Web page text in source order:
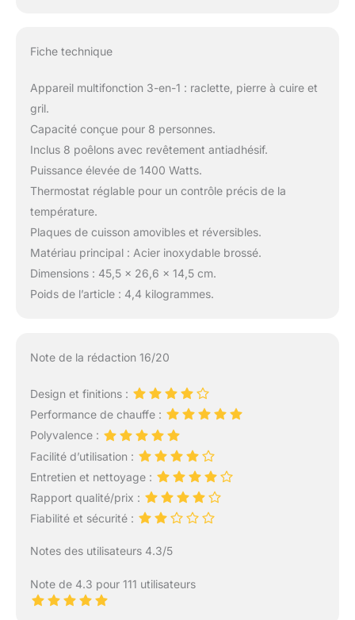
Fiche technique
Appareil multifonction 3-en-1 : raclette, pierre à cuire et
gril.
Capacité conçue pour 8 personnes.
Inclus 8 poêlons avec revêtement antiadhésif.
Puissance élevée de 1400 Watts.
Thermostat réglable pour un contrôle précis de la
température.
Plaques de cuisson amovibles et réversibles.
Matériau principal : Acier inoxydable brossé.
Dimensions : 45,5 x 26,6 x 14,5 cm.
Poids de l’article : 4,4 kilogrammes.
Note de la rédaction 16/20
Design et finitions :
Performance de chauffe :
Polyvalence :
Facilité d’utilisation :
Entretien et nettoyage :
Rapport qualité/prix :
Fiabilité et sécurité :
Notes des utilisateurs 4.3/5
Note de 4.3 pour 111 utilisateurs